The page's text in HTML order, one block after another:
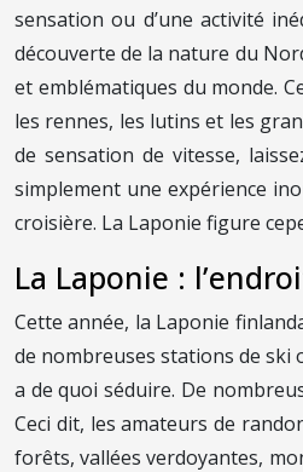
sensation ou d’une activité
découverte de la nature du
et emblématiques du monde.
les rennes, les lutins et les
de sensation de vitesse,
simplement une expérience
croisière. La Laponie figure
La Laponie :
Cette année, la Laponie
de nombreuses stations de ski
a de quoi séduire. De
Ceci dit, les amateurs de
forêts, vallées verdoyantes,